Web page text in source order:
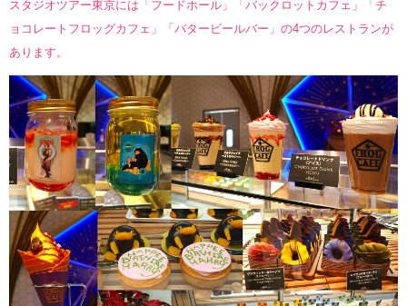
スタジオツアー東京には「フードホール」「バックロットカフェ」「チ
ョコレートフロッグカフェ」「バタービールバー」の4つのレストランが
あります。